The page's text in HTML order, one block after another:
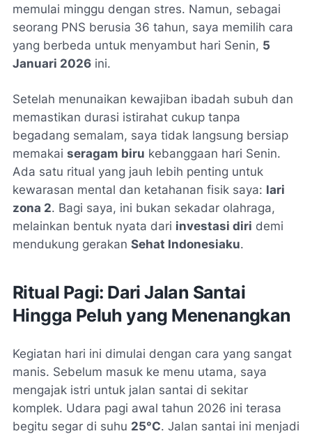
memulai minggu dengan stres. Namun, sebagai
seorang PNS berusia 36 tahun, saya memilih cara
yang berbeda untuk menyambut hari Senin, 5
Januari 2026 ini.
Setelah menunaikan kewajiban ibadah subuh dan
memastikan durasi istirahat cukup tanpa
begadang semalam, saya tidak langsung bersiap
memakai seragam biru kebanggaan hari Senin.
Ada satu ritual yang jauh lebih penting untuk
kewarasan mental dan ketahanan fisik saya: lari
zona 2. Bagi saya, ini bukan sekadar olahraga,
melainkan bentuk nyata dari investasi diri demi
mendukung gerakan Sehat Indonesiaku.
Ritual Pagi: Dari Jalan Santai
Hingga Peluh yang Menenangkan
Kegiatan hari ini dimulai dengan cara yang sangat
manis. Sebelum masuk ke menu utama, saya
mengajak istri untuk jalan santai di sekitar
komplek. Udara pagi awal tahun 2026 ini terasa
begitu segar di suhu 25°C. Jalan santai ini menjadi